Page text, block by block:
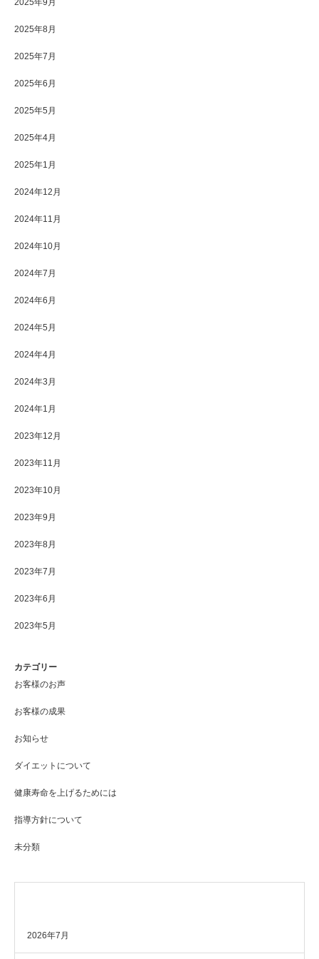
2025年9月
2025年8月
2025年7月
2025年6月
2025年5月
2025年4月
2025年1月
2024年12月
2024年11月
2024年10月
2024年7月
2024年6月
2024年5月
2024年4月
2024年3月
2024年1月
2023年12月
2023年11月
2023年10月
2023年9月
2023年8月
2023年7月
2023年6月
2023年5月
カテゴリー
お客様のお声
お客様の成果
お知らせ
ダイエットについて
健康寿命を上げるためには
指導方針について
未分類
2026年7月